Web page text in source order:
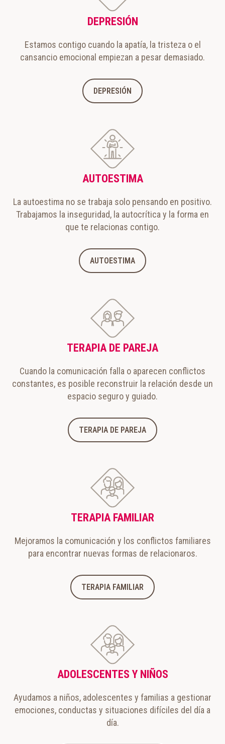
DEPRESIÓN
Estamos contigo cuando la apatía, la tristeza o el
cansancio emocional empiezan a pesar demasiado.
DEPRESIÓN
AUTOESTIMA
La autoestima no se trabaja solo pensando en positivo.
Trabajamos la inseguridad, la autocrítica y la forma en
que te relacionas contigo.
AUTOESTIMA
TERAPIA DE PAREJA
Cuando la comunicación falla o aparecen conflictos
constantes, es posible reconstruir la relación desde un
espacio seguro y guiado.
TERAPIA DE PAREJA
TERAPIA FAMILIAR
Mejoramos la comunicación y los conflictos familiares
para encontrar nuevas formas de relacionaros.
TERAPIA FAMILIAR
ADOLESCENTES Y NIÑOS
Ayudamos a niños, adolescentes y familias a gestionar
emociones, conductas y situaciones difíciles del día a
día.